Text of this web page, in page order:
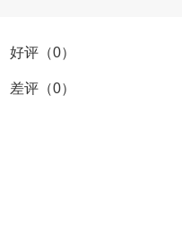
好评（0）
差评（0）